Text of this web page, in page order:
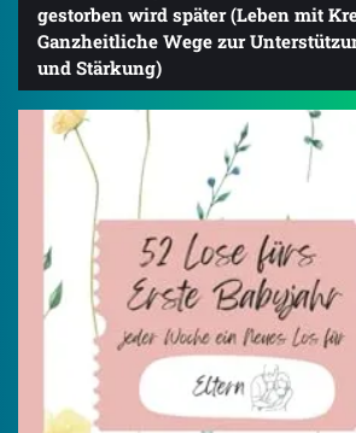
gestorben wird später (Leben mit
Ganzheitliche Wege zur
und Stärkung)